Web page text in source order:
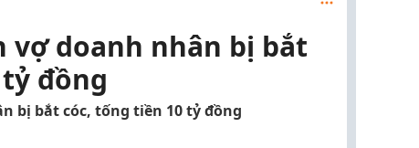
doanh nhân bị bắt
đồng
bị bắt cóc, tống tiền 10 tỷ đồng